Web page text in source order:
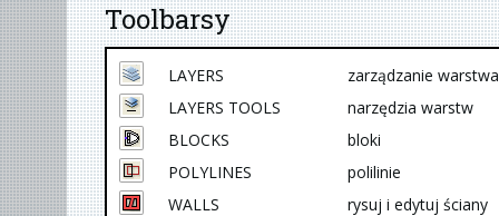
Toolbarsy
LAYERS
zarządzanie
LAYERS TOOLS
narzędzia warstw
BLOCKS
bloki
POLYLINES
polilinie
WALLS
rysuj i edytuj ściany